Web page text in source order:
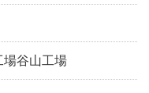
場谷山工場